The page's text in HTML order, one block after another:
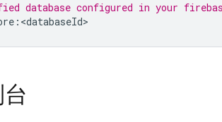
database configured in your
: <databaseId>